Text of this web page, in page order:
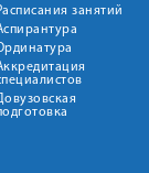
занятий